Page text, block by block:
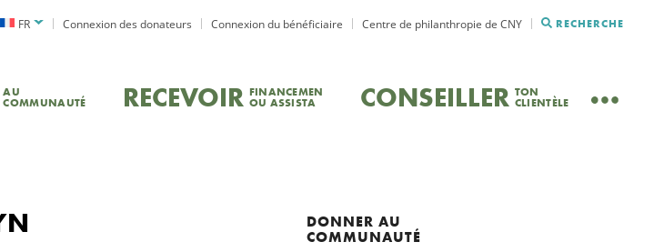
FR Connexion des donateurs Connexion du bénéficiaire Centre de philanthropie de CNY RECHERCHE
AU
COMMUNAUTÉ RECEVOIR FINANCEMEN
OU ASSISTA CONSEILLER TON
CLIENTÈLE
DONNER AU
COMMUNAUTÉ